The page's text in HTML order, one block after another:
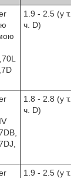
1.9 - 2.5 (у т.
ч. D)
1.8 - 2.8 (у т.
ч. D)
1.9 - 2.5 (у т.